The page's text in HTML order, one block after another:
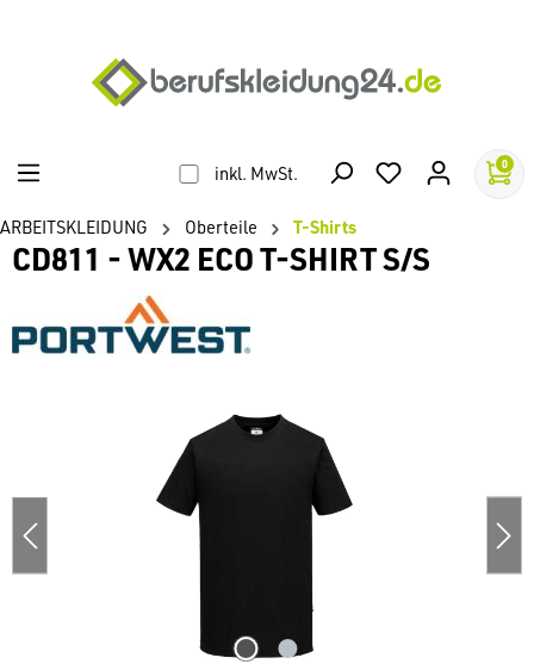
inkl. MwSt. 0
ARBEITSKLEIDUNG Oberteile T-Shirts
CD811 - WX2 ECO T-SHIRT S/S